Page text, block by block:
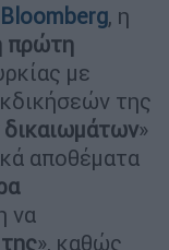
, η
πρώτη
με
της
δικαιωμάτων»
αποθέματα
να
», καθώς